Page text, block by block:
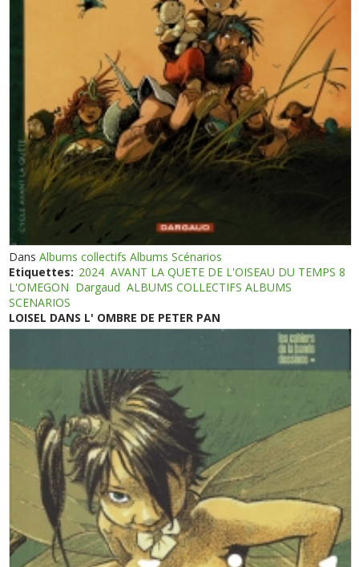
DansAlbums collectifs Albums Scénarios
Etiquettes: 2024 AVANT LA QUETE DE L'OISEAU DU TEMPS 8
L'OMEGON Dargaud ALBUMS COLLECTIFS ALBUMS
SCENARIOS
LOISEL DANS L' OMBRE DE PETER PAN